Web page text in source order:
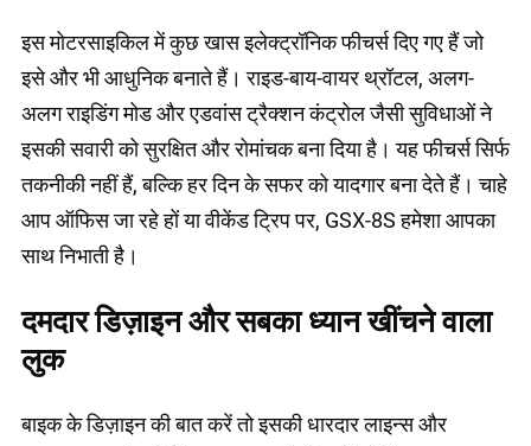
इस मोटरसाइकिल में कुछ खास इलेक्ट्रॉनिक फीचर्स दिए गए हैं जो
इसे और भी आधुनिक बनाते हैं। राइड-बाय-वायर थ्रॉटल, अलग-
अलग राइडिंग मोड और एडवांस ट्रैक्शन कंट्रोल जैसी सुविधाओं ने
इसकी सवारी को सुरक्षित और रोमांचक बना दिया है। यह फीचर्स सिर्फ
तकनीकी नहीं हैं, बल्कि हर दिन के सफर को यादगार बना देते हैं। चाहे
आप ऑफिस जा रहे हों या वीकेंड ट्रिप पर, GSX-8S हमेशा आपका
साथ निभाती है।
दमदार डिज़ाइन और सबका ध्यान खींचने वाला
लुक
बाइक के डिज़ाइन की बात करें तो इसकी धारदार लाइन्स और